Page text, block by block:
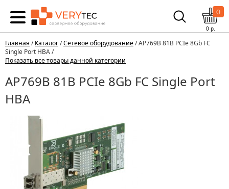
0
0р.
Главная /Каталог/Сетевое оборудование/ AP769B 81B PCIe 8Gb FC
Single Port HBA /
Показать все товары данной категории
AP769B 81B PCIe 8Gb FC Single Port
HBA